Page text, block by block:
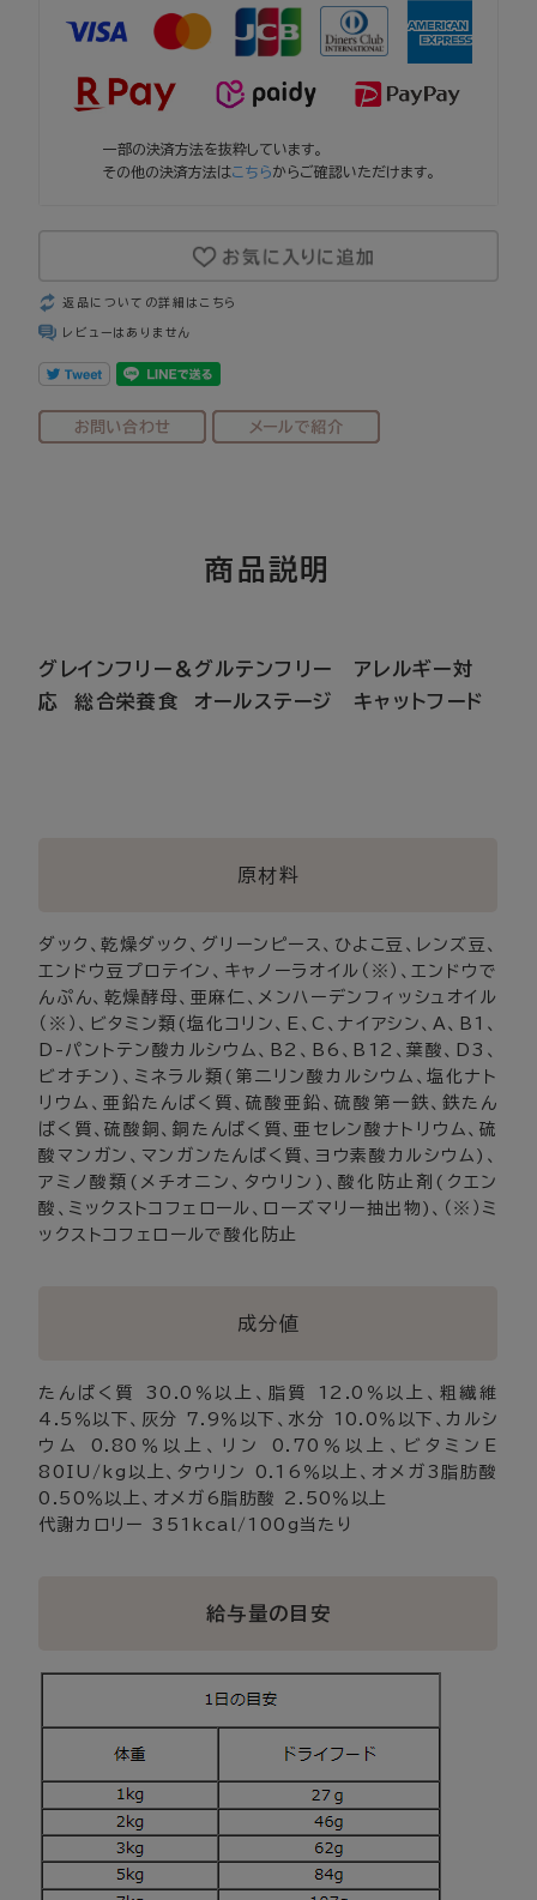
一部の決済方法を抜粋しています。
その他の決済方法はこちらからご確認いただけます。
返品についての詳細はこちら
レビューはありません
グレインフリー＆グルテンフリー アレルギー対
応 総合栄養食 オールステージ キャットフード
原材料
ダック、乾燥ダック、グリーンピース、ひよこ豆、レンズ豆、
エンドウ豆プロテイン、キャノーラオイル（※）、エンドウで
んぷん、乾燥酵母、亜麻仁、メンハーデンフィッシュオイル
（※）、ビタミン類(塩化コリン、E、C、ナイアシン、A、B1、
D-パントテン酸カルシウム、B2、B6、B12、葉酸、D3、
ビオチン)、ミネラル類(第二リン酸カルシウム、塩化ナト
リウム、亜鉛たんぱく質、硫酸亜鉛、硫酸第一鉄、鉄たん
ぱく質、硫酸銅、銅たんぱく質、亜セレン酸ナトリウム、硫
酸マンガン、マンガンたんぱく質、ヨウ素酸カルシウム)、
アミノ酸類(メチオニン、タウリン)、酸化防止剤(クエン
酸、ミックストコフェロール、ローズマリー抽出物)、（※）ミ
ックストコフェロールで酸化防止
成分値
たんぱく質 30.0％以上、脂質 12.0％以上、粗繊維
4.5％以下、灰分 7.9％以下、水分 10.0％以下、カルシ
ウム 0.80％以上、リン 0.70％以上、ビタミンE
80IU/kg以上、タウリン 0.16％以上、オメガ3脂肪酸
0.50％以上、オメガ6脂肪酸 2.50％以上
代謝カロリー 351kcal/100g当たり
給与量の目安